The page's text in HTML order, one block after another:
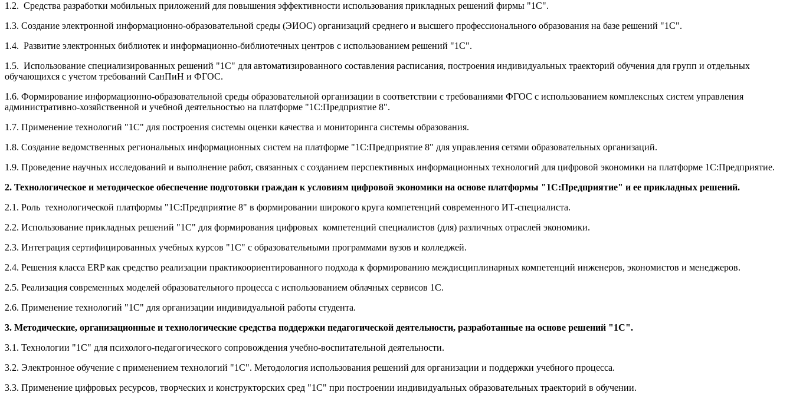
1.2. Средства разработки мобильных приложений для повышения эффективности использования прикладных решений фирмы "1С".
1.3. Создание электронной информационно-образовательной среды (ЭИОС) организаций среднего и высшего профессионального образования на базе решений "1С".
1.4. Развитие электронных библиотек и информационно-библиотечных центров с использованием решений "1С".
1.5. Использование специализированных решений "1С" для автоматизированного составления расписания, построения индивидуальных траекторий обучения для групп и отдельных
обучающихся с учетом требований СанПиН и ФГОС.
1.6. Формирование информационно-образовательной среды образовательной организации в соответствии с требованиями ФГОС с использованием комплексных систем управления
административно-хозяйственной и учебной деятельностью на платформе "1С:Предприятие 8".
1.7. Применение технологий "1С" для построения системы оценки качества и мониторинга системы образования.
1.8. Создание ведомственных региональных информационных систем на платформе "1С:Предприятие 8" для управления сетями образовательных организаций.
1.9. Проведение научных исследований и выполнение работ, связанных с созданием перспективных информационных технологий для цифровой экономики на платформе 1С:Предприятие.
2. Технологическое и методическое обеспечение подготовки граждан к условиям цифровой экономики на основе платформы "1С:Предприятие" и ее прикладных решений.
2.1. Роль технологической платформы "1С:Предприятие 8" в формировании широкого круга компетенций современного ИТ-специалиста.
2.2. Использование прикладных решений "1С" для формирования цифровых компетенций специалистов (для) различных отраслей экономики.
2.3. Интеграция сертифицированных учебных курсов "1С" с образовательными программами вузов и колледжей.
2.4. Решения класса ERP как средство реализации практикоориентированного подхода к формированию междисциплинарных компетенций инженеров, экономистов и менеджеров.
2.5. Реализация современных моделей образовательного процесса с использованием облачных сервисов 1С.
2.6. Применение технологий "1С" для организации индивидуальной работы студента.
3. Методические, организационные и технологические средства поддержки педагогической деятельности, разработанные на основе решений "1С".
3.1. Технологии "1С" для психолого-педагогического сопровождения учебно-воспитательной деятельности.
3.2. Электронное обучение с применением технологий "1С". Методология использования решений для организации и поддержки учебного процесса.
3.3. Применение цифровых ресурсов, творческих и конструкторских сред "1С" при построении индивидуальных образовательных траекторий в обучении.